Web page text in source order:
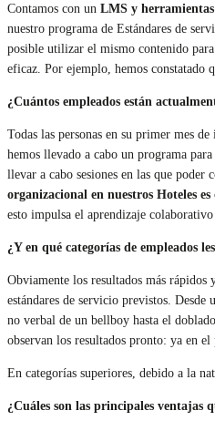
Contamos con un LMS y
nuestro programa de Estándares de
posible utilizar el mismo contenido
eficaz. Por ejemplo, hemos constatado
¿Cuántos empleados están
Todas las personas en su primer mes
hemos llevado a cabo un programa
llevar a cabo sesiones en las que poder
organizacional en nuestros Hoteles
esto impulsa el aprendizaje colaborativo
¿Y en qué categorías de empleados
Obviamente los resultados más rápidos
estándares de servicio previstos.
no verbal de un bellboy hasta el
observan los resultados pronto: ya en
En categorías superiores, debido a la
¿Cuáles son las principales ventajas